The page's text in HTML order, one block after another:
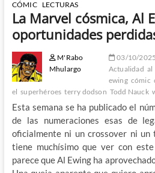
CÓMIC LECTURAS
La Marvel cósmica, Al
oportunidades
M'Rabo
Mhulargo
03/10/2025
Actualidad al
ewing cómic
el superhéroes terry dodson Todd Nauck
Esta semana se ha publicado el
de las numeraciones esas de
oficialmente ni un crossover ni un
tiene muchísimo que ver con
parece que Al Ewing ha